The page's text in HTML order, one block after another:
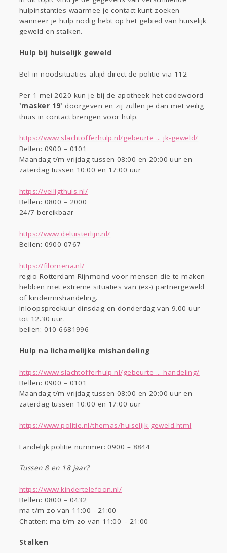
Kinderen
Psyche
Gevraagd
Horen Doen
Zien
Lezen
hulpinstanties waarmee je contact kunt zoeken
wanneer je hulp nodig hebt op het gebied van huiselijk
geweld en stalken.
Hulp bij huiselijk geweld
Bel in noodsituaties altijd direct de politie via 112
Per 1 mei 2020 kun je bij de apotheek het codewoord
'masker 19' doorgeven en zij zullen je dan met veilig
thuis in contact brengen voor hulp.
https://www.slachtofferhulp.nl/gebeurte ... jk-geweld/
Bellen: 0900 – 0101
Maandag t/m vrijdag tussen 08:00 en 20:00 uur en
zaterdag tussen 10:00 en 17:00 uur
https://veiligthuis.nl/
Bellen: 0800 – 2000
24/7 bereikbaar
https://www.deluisterlijn.nl/
Bellen: 0900 0767
https://filomena.nl/
regio Rotterdam-Rijnmond voor mensen die te maken
hebben met extreme situaties van (ex-) partnergeweld
of kindermishandeling.
Inloopspreekuur dinsdag en donderdag van 9.00 uur
tot 12.30 uur.
bellen: 010-6681996
Hulp na lichamelijke mishandeling
https://www.slachtofferhulp.nl/gebeurte ... handeling/
Bellen: 0900 – 0101
Maandag t/m vrijdag tussen 08:00 en 20:00 uur en
zaterdag tussen 10:00 en 17:00 uur
https://www.politie.nl/themas/huiselijk-geweld.html
Landelijk politie nummer: 0900 – 8844
Tussen 8 en 18 jaar?
https://www.kindertelefoon.nl/
Bellen: 0800 – 0432
ma t/m zo van 11:00 - 21:00
Chatten: ma t/m zo van 11:00 – 21:00
Stalken